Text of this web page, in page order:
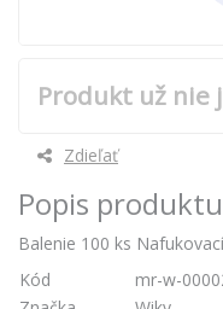
Produkt už nie
Zdieľať
Popis produktu
Balenie 100 ks
Kód
mr-w-